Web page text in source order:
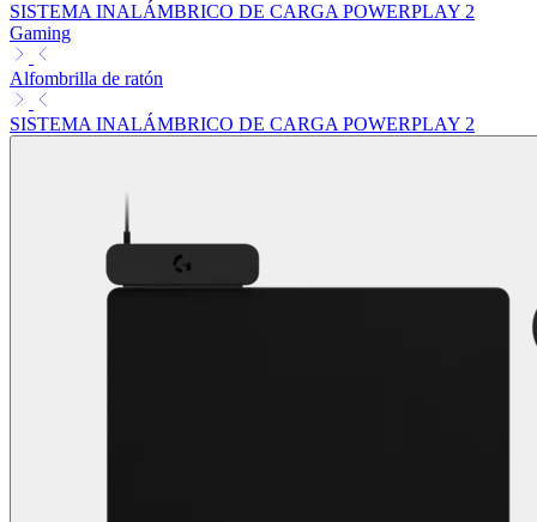
SISTEMA INALÁMBRICO DE CARGA POWERPLAY 2
Gaming
Alfombrilla de ratón
SISTEMA INALÁMBRICO DE CARGA POWERPLAY 2